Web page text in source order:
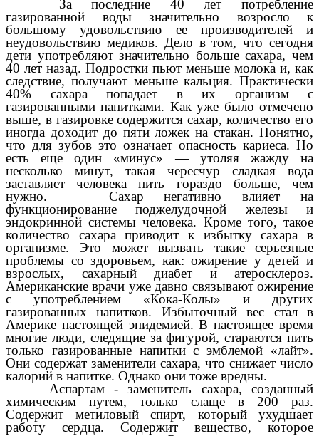
За последние 40 лет потребление
газированной воды значительно возросло к
большому удовольствию ее производителей и
неудовольствию медиков. Дело в том, что сегодня
дети употребляют значительно больше сахара, чем
40 лет назад. Подростки пьют меньше молока и, как
следствие, получают меньше кальция. Практически
40% сахара попадает в их организм с
газированными напитками. Как уже было отмечено
выше, в газировке содержится сахар, количество его
иногда доходит до пяти ложек на стакан. Понятно,
что для зубов это означает опасность кариеса. Но
есть еще один «минус» — утоляя жажду на
несколько минут, такая чересчур сладкая вода
заставляет человека пить гораздо больше, чем
нужно.
Сахар негативно влияет на
функционирование поджелудочной железы и
эндокринной системы человека. Кроме того, такое
количество сахара приводит к избытку сахара в
организме. Это может вызвать такие серьезные
проблемы со здоровьем, как: ожирение у детей и
взрослых, сахарный диабет и атеросклероз.
Американские врачи уже давно связывают ожирение
с употреблением «Кока-Колы» и других
газированных напитков. Избыточный вес стал в
Америке настоящей эпидемией. В настоящее время
многие люди, следящие за фигурой, стараются пить
только газированные напитки с эмблемой «лайт».
Они содержат заменители сахара, что снижает число
калорий в напитке. Однако они тоже вредны.
Аспартам -заменитель сахара, созданный
химическим путем, только слаще в 200 раз.
Содержит метиловый спирт, который ухудшает
работу сердца. Содержит вещество, которое